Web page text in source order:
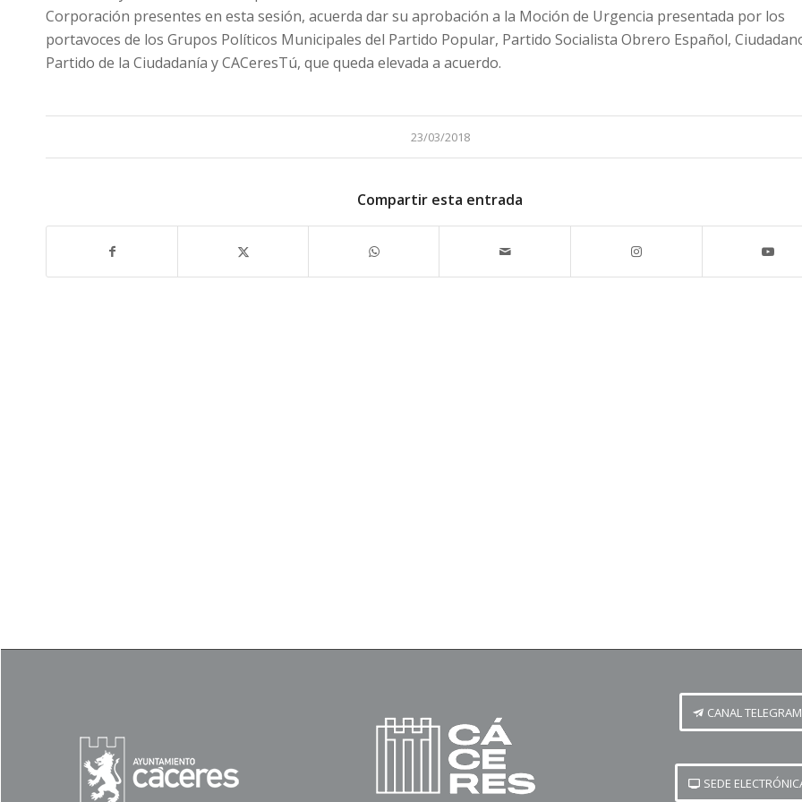
Corporación presentes en esta sesión, acuerda dar su aprobación a la Moción de Urgencia presentada por los
portavoces de los Grupos Políticos Municipales del Partido Popular, Partido Socialista Obrero Español,
Partido de la Ciudadanía y CACeresTú, que queda elevada a acuerdo.
23/03/2018
Compartir esta entrada
CANAL TELEGRAM
SEDE